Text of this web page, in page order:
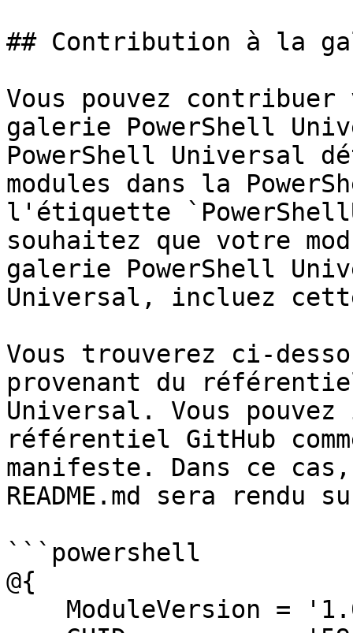
## Contribution à la
Vous pouvez
galerie PowerShell
PowerShell Universal
modules dans la
l'étiquette
souhaitez que votre
galerie PowerShell
Universal, incluez
Vous trouverez ci-
provenant du
Universal. Vous
référentiel GitHub
manifeste. Dans ce
README.md sera rendu
```powershell
@{